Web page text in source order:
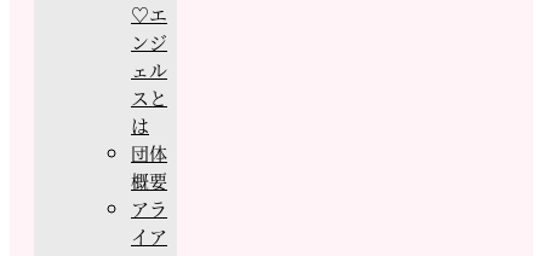
♡エ
ンジ
ェル
スと
は
団体
概要
アラ
イア